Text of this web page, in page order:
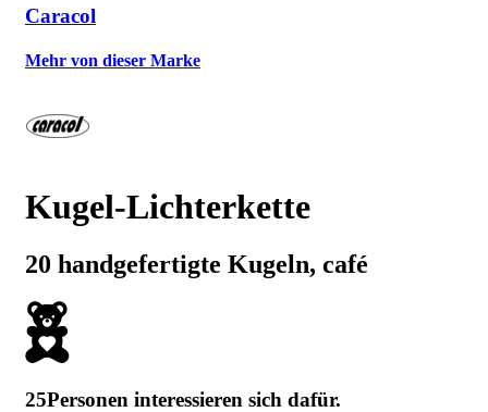
Caracol
Mehr von dieser Marke
Kugel-Lichterkette
20 handgefertigte Kugeln, café
25Personen interessieren sich dafür.